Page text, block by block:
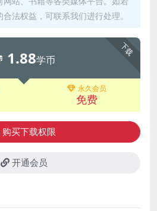
法权益，可联系我们进行处理。
下载
1.88学币
永久会员
免费
购买下载权限
开通会员